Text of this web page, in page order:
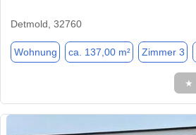
Detmold, 32760
Wohnung ca. 137,00 m² Zimmer 3
★